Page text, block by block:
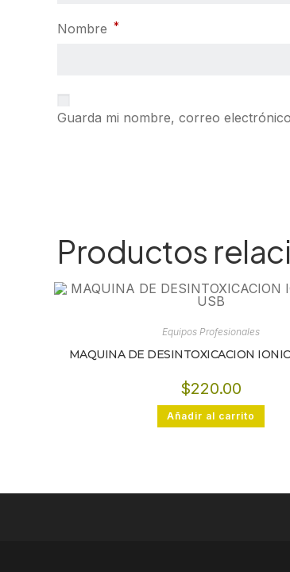
Nombre *
Guarda mi nombre, correo
Productos
Equipos Profesionales
MAQUINA DE DESINTOXICACION
$220.00
Añadir al carrito